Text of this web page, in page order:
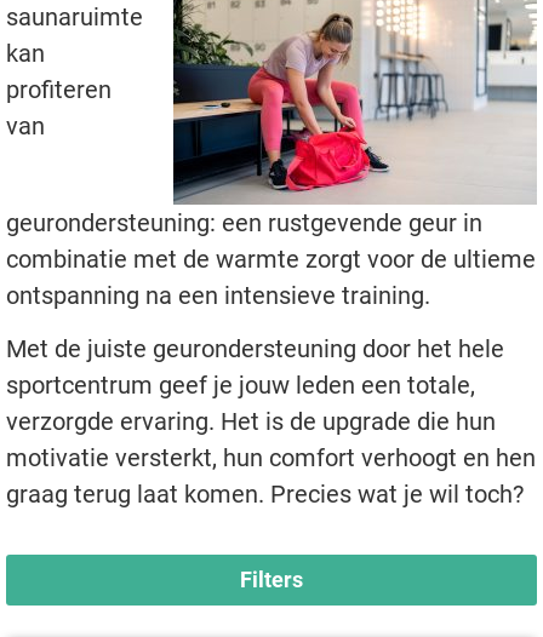
saunaruimte
kan
profiteren
van
geurondersteuning: een rustgevende geur in
combinatie met de warmte zorgt voor de ultieme
ontspanning na een intensieve training.
Met de juiste geurondersteuning door het hele
sportcentrum geef je jouw leden een totale,
verzorgde ervaring. Het is de upgrade die hun
motivatie versterkt, hun comfort verhoogt en hen
graag terug laat komen. Precies wat je wil toch?
Filters